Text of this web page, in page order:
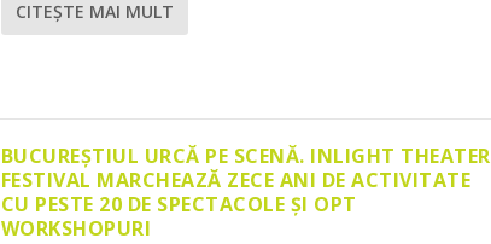
CITEŞTE MAI MULT
BUCUREȘTIUL URCĂ PE SCENĂ. INLIGHT THEATER
FESTIVAL MARCHEAZĂ ZECE ANI DE ACTIVITATE
CU PESTE 20 DE SPECTACOLE ȘI OPT
WORKSHOPURI